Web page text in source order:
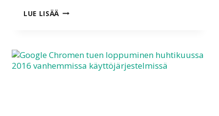
LUE LISÄÄ GMAIL
VISTA
–
KONEITA…